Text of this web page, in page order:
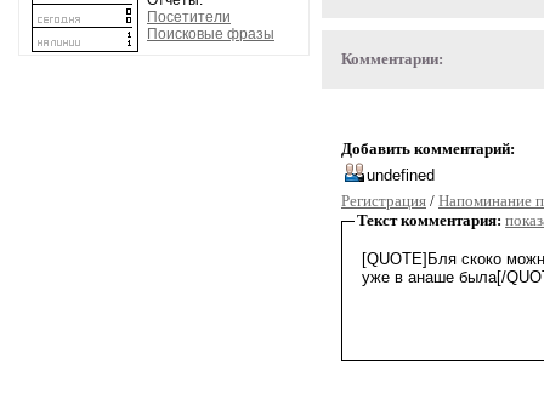
Посетители
Поисковые фразы
Комментарии:
Добавить комментарий:
Регистрация / Напоминание
Текст комментария: